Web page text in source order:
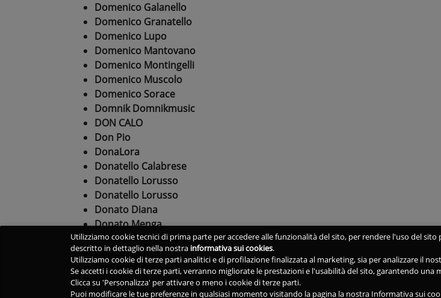
Domenico Galanello
Domenico Granatello
Domenico Lupo
Domenico Mantovano
Domenico Montingelli
Domenico Muscolo
Domenico Sorace
Domnik Domnikmusic
DON CALO
Don Pio
DonaLora
Donatello Calabrese
Donatello Lorusso
Donatello Lorusso
Donato Diana
Donato Menga
Dontstop Thefeeling
Doppia Elle
Doriano Grey
DOS
Utilizziamo cookie tecnici di prima parte per accedere alle funzionalità del sito, per rendere l'uso del
descritto in dettaglio nella nostra informativa sui cookies.
Utilizziamo cookie di terze parti analitici e di profilazione finalizzata al marketing, sia per analizzare il
Se accetti i cookie di terze parti, verranno migliorate le prestazioni e l'usabilità del sito, garantendo una
Clicca su 'Personalizza' per attivare o meno i cookie di terze parti.
Puoi modificare le tue preferenze in qualsiasi momento visitando la pagina la nostra Informativa sui